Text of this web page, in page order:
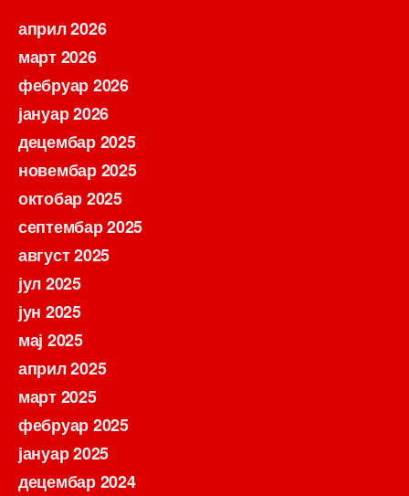
април 2026
март 2026
фебруар 2026
јануар 2026
децембар 2025
новембар 2025
октобар 2025
септембар 2025
август 2025
јул 2025
јун 2025
мај 2025
април 2025
март 2025
фебруар 2025
јануар 2025
децембар 2024